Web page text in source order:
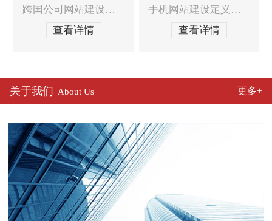
跨国公司网站建设的特殊需求跨国公司网站需要收到全球战略的统一部署，如何达到全球战略与本地化服务的统一？跨国公司网站如何在全球统一界面风格定义的基础上符合中国本土用户的浏览习惯？跨国公司网站如何达到其他国家的标准和要求？如何处理跨国公司网站异地同步技术？跨国公司网站建设服务范围网站定位分析及建议，包含网站策划布局和结构，
查看详情
手机网站建设定义发展趋势随着手机用户日益增多，那么手机网站已经不仅仅局限于WAP，其表现形式基本已经接近互联网电脑站点，它的普及率也会越来越广泛。它真正实现了，方便、安全、快速等作用以及效果。移动终端及及移动网络环境（3G、WIFI等）的升级，使用手机查看网页和上网的人也会越来越多，应用也越来越广泛，手机网站建设领域将会为企业
查看详情
关于我们 About Us 更多+